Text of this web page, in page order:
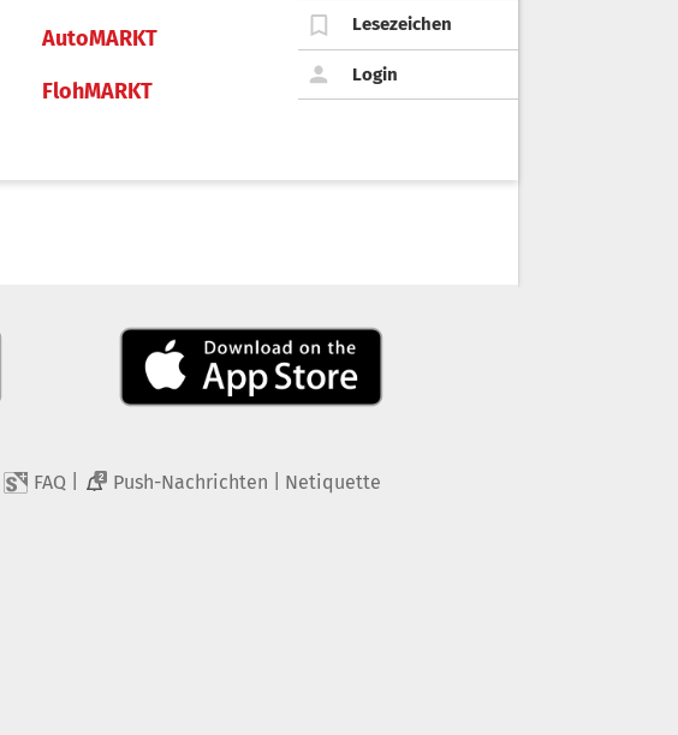
AutoMARKT
FlohMARKT
Lesezeichen
Login
FAQ 2 Push-Nachrichten Netiquette